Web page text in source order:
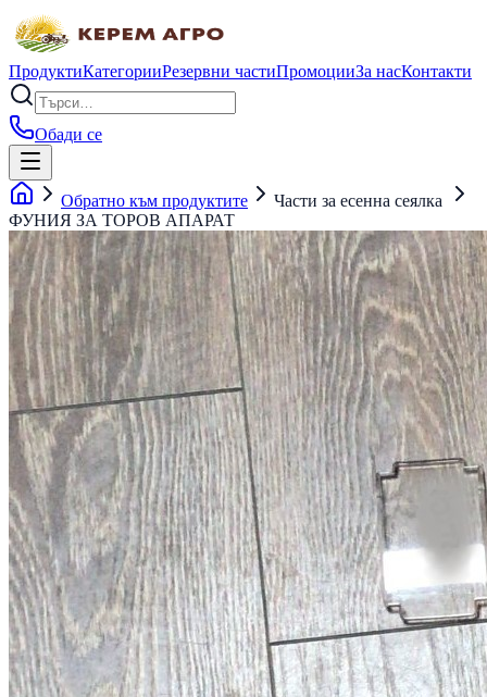
ПродуктиКатегорииРезервни частиПромоцииЗа насКонтакти
Обади се
Обратно към продуктите
Части за есенна сеялка
ФУНИЯ ЗА ТОРОВ АПАРАТ